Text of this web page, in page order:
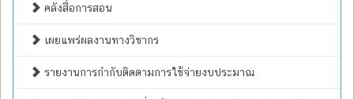
คลังสื่อการสอน
เผยแพร่ผลงานทางวิชากร
รายงานการกำกับติดตามการใช้จ่ายงบประมาณ